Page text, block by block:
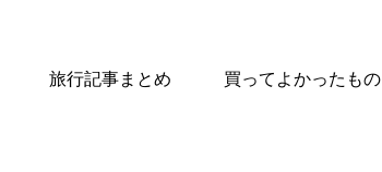
旅行記事まとめ 買ってよかったもの